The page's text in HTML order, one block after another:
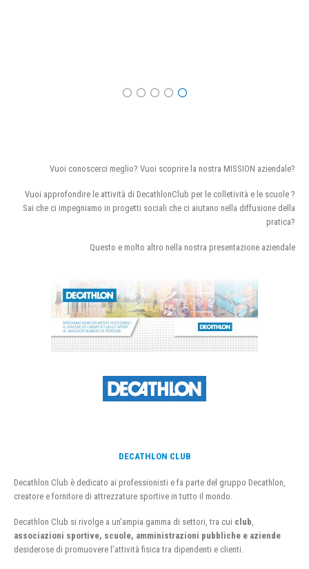
Vuoi conoscerci meglio? Vuoi scoprire la nostra MISSION aziendale?
Vuoi approfondire le attività di DecathlonClub per le colletività e le scuole ?
Sai che ci impegniamo in progetti sociali che ci aiutano nella diffusione della
pratica?
Questo e molto altro nella nostra presentazione aziendale
DECATHLON CLUB
Decathlon Club è dedicato ai professionisti e fa parte del gruppo Decathlon,
creatore e fornitore di attrezzature sportive in tutto il mondo.
Decathlon Club si rivolge a un’ampia gamma di settori, tra cui club
associazioni sportive, scuole, amministrazioni pubbliche e aziende
desiderose di promuovere l’attività fisica tra dipendenti e clienti.